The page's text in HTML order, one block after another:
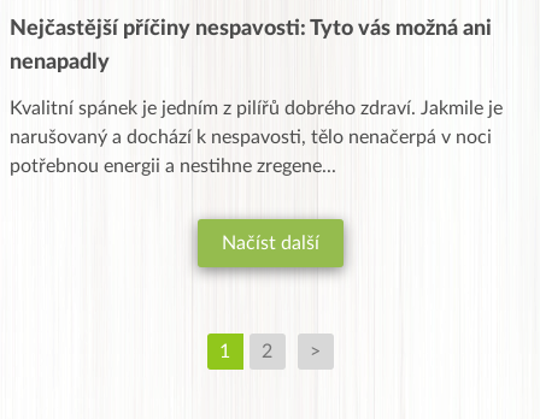
Nejčastější příčiny nespavosti: Tyto vás možná ani
nenapadly
Kvalitní spánek je jedním z pilířů dobrého zdraví. Jakmile je
narušovaný a dochází k nespavosti, tělo nenačerpá v noci
potřebnou energii a nestihne zregene...
Načíst další
1 2 >